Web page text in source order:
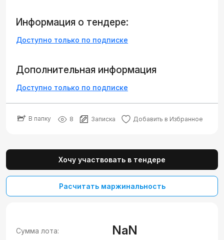
Информация о тендере:
Доступно только по подписке
Дополнительная информация
Доступно только по подписке
В папку 8 Записка Добавить в Избранное
Хочу участвовать в тендере
Расчитать маржинальность
Сумма лота: NaN